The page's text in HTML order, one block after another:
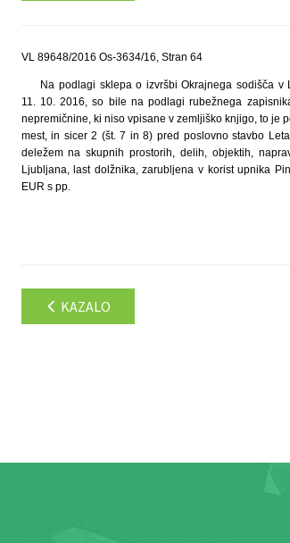
VL 89648/2016 Os-3634/16, Stran 64
Na podlagi sklepa o izvršbi Okrajnega sodišča
11. 10. 2016, so bile na podlagi rubežnega
nepremičnine, ki niso vpisane v zemljiško knjigo, to je
mest, in sicer 2 (št. 7 in 8) pred poslovno stavbo
deležem na skupnih prostorih, delih, objektih,
Ljubljana, last dolžnika, zarubljena v korist upnika
EUR s pp.
KAZALO